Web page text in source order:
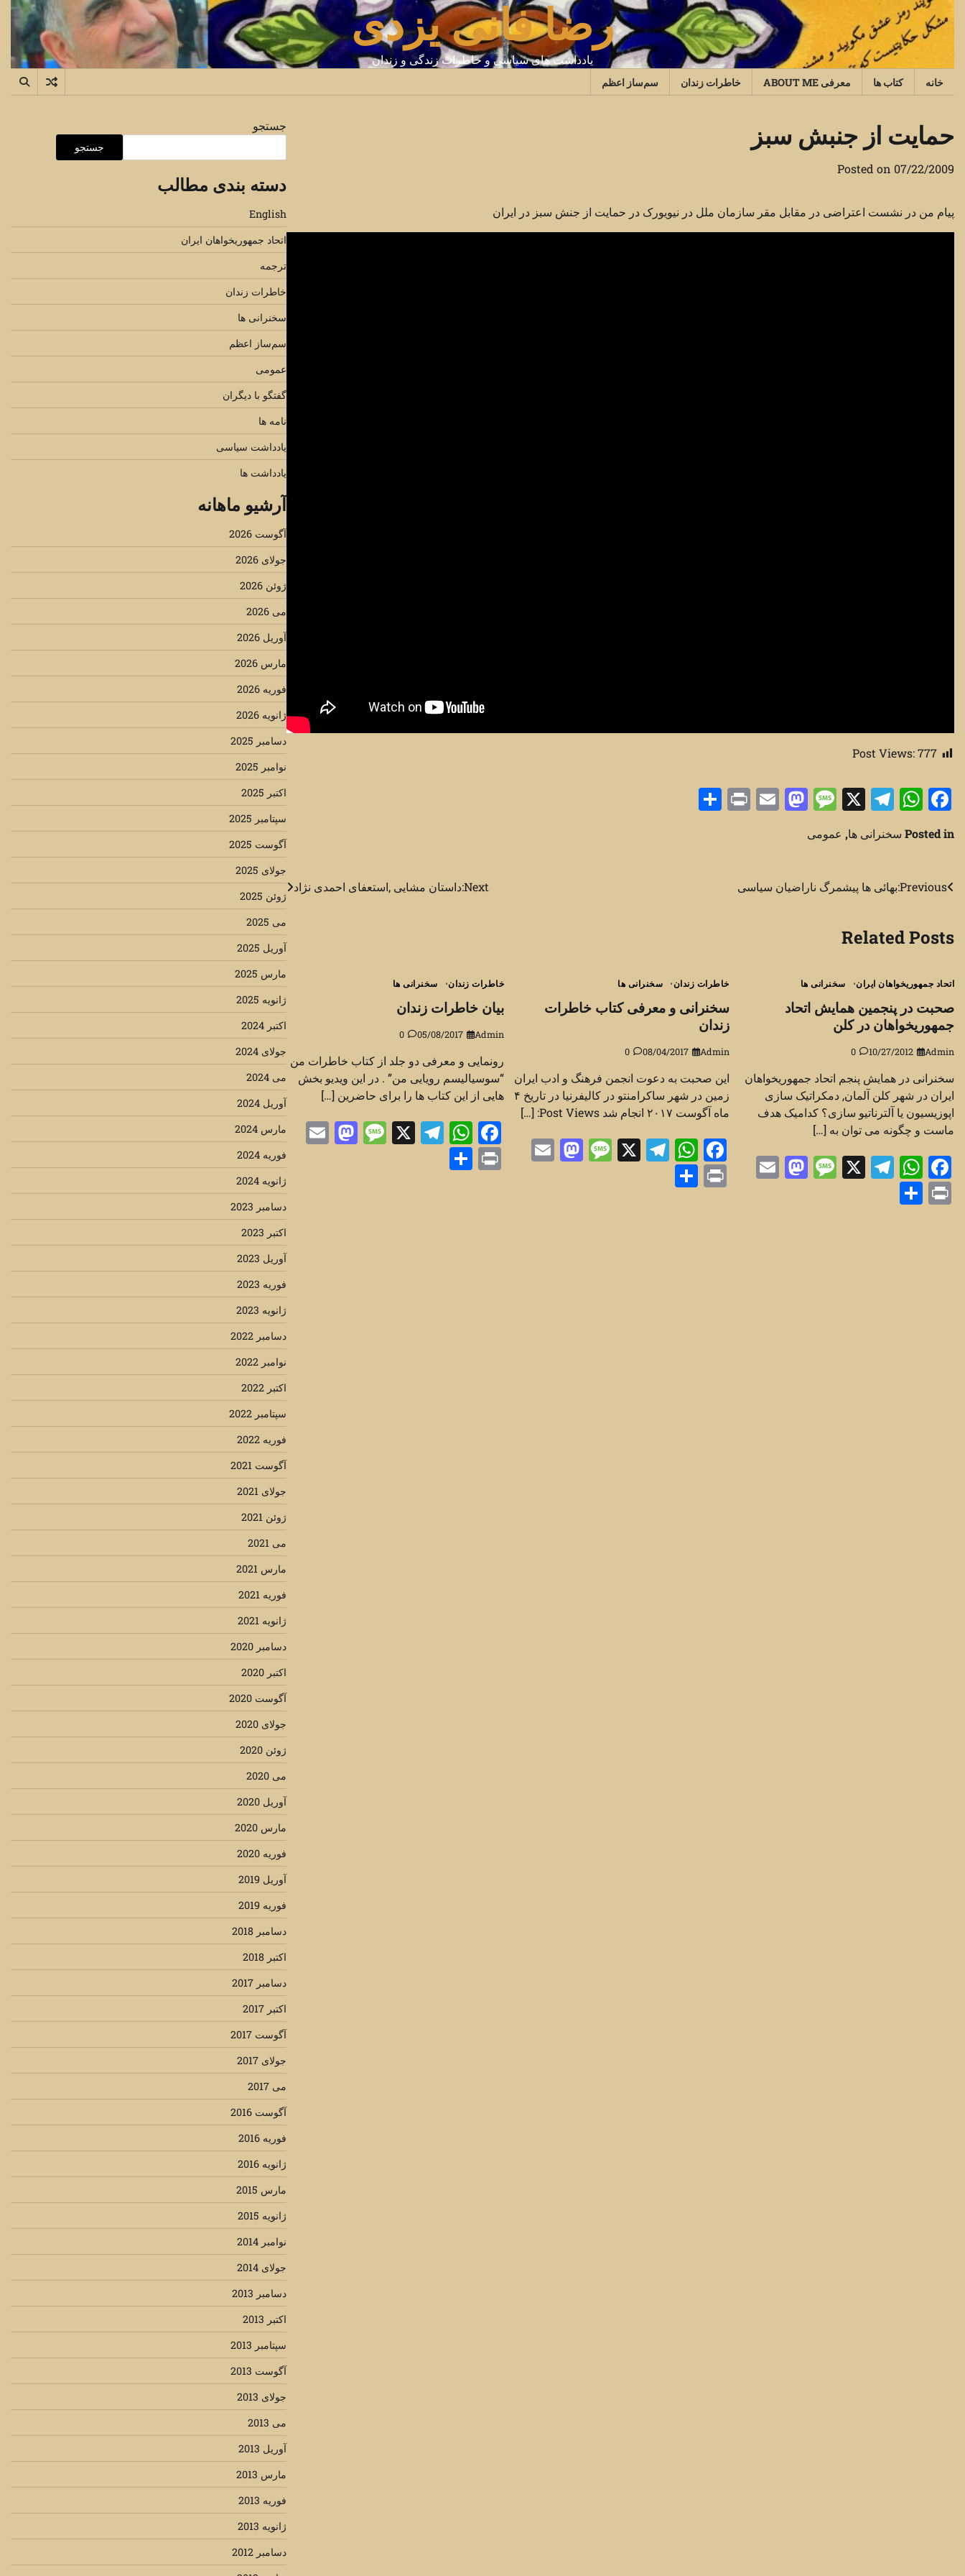
content
رضا فانی یزدی
یادداشت های سیاسی و خاطرات زندگی و زندان
خانه کتاب ها معرفی ABOUT ME خاطرات زندان سم‌ساز اعظم
حمایت از جنبش سبز
Posted on 07/22/2009
پیام من در نشست اعتراضی در مقابل مقر سازمان ملل در نیویورک در حمایت از جنش سبز در ایران
Post Views:777
Facebook
WhatsApp
Telegram
X
Message
Mastodon
Email
Print
Posted in سخنرانی ها, عمومی
راهبری
Previous:بهائی ها پیشمرگ ناراضیان سیاسی Next:داستان مشایی ,استعفای احمدی نژاد
Related Posts
اتحاد جمهوریخواهان ایران سخنرانی ها
صحبت در پنجمین همایش اتحاد
جمهوریخواهان در کلن
Admin
10/27/2012
0
سخنرانی در همایش پنجم اتحاد جمهوریخواهان
ایران در شهر کلن آلمان, دمکراتیک سازی
اپوزیسیون یا آلترناتیو سازی؟ کدامیک هدف
ماست و چگونه می توان به […]
Facebook
WhatsApp
Telegram
X
Message
Mastodon
Email
Print
خاطرات زندان سخنرانی ها
سخنرانی و معرفی کتاب خاطرات
زندان
Admin
08/04/2017
0
این صحبت به دعوت انجمن فرهنگ و ادب ایران
زمین در شهر ساکرامنتو در کالیفرنیا در تاریخ ۴
ماه آگوست ۲۰۱۷ انجام شد Post Views: […]
Facebook
WhatsApp
Telegram
X
Message
Mastodon
Email
Print
خاطرات زندان سخنرانی ها
بیان خاطرات زندان
Admin
05/08/2017
0
رونمایی و معرفی دو جلد از کتاب خاطرات من
“سوسیالیسم رویایی من” . در این ویدیو بخش
هایی از این کتاب ها را برای حاضرین […]
Facebook
WhatsApp
Telegram
X
Message
Mastodon
Email
Print
Share
جستجو
جستجو
دسته بندی مطالب
English
اتحاد جمهوریخواهان ایران
ترجمه
خاطرات زندان
سخنرانی ها
سم‌ساز اعظم
عمومی
گفتگو با دیگران
نامه ها
یادداشت سیاسی
یادداشت ها
آرشیو ماهانه
آگوست 2026
جولای 2026
ژوئن 2026
می 2026
آوریل 2026
مارس 2026
فوریه 2026
ژانویه 2026
دسامبر 2025
نوامبر 2025
اکتبر 2025
سپتامبر 2025
آگوست 2025
جولای 2025
ژوئن 2025
می 2025
آوریل 2025
مارس 2025
ژانویه 2025
اکتبر 2024
جولای 2024
می 2024
آوریل 2024
مارس 2024
فوریه 2024
ژانویه 2024
دسامبر 2023
اکتبر 2023
آوریل 2023
فوریه 2023
ژانویه 2023
دسامبر 2022
نوامبر 2022
اکتبر 2022
سپتامبر 2022
فوریه 2022
آگوست 2021
جولای 2021
ژوئن 2021
می 2021
مارس 2021
فوریه 2021
ژانویه 2021
دسامبر 2020
اکتبر 2020
آگوست 2020
جولای 2020
ژوئن 2020
می 2020
آوریل 2020
مارس 2020
فوریه 2020
آوریل 2019
فوریه 2019
دسامبر 2018
اکتبر 2018
دسامبر 2017
اکتبر 2017
آگوست 2017
جولای 2017
می 2017
آگوست 2016
فوریه 2016
ژانویه 2016
مارس 2015
ژانویه 2015
نوامبر 2014
جولای 2014
دسامبر 2013
اکتبر 2013
سپتامبر 2013
آگوست 2013
جولای 2013
می 2013
آوریل 2013
مارس 2013
فوریه 2013
ژانویه 2013
دسامبر 2012